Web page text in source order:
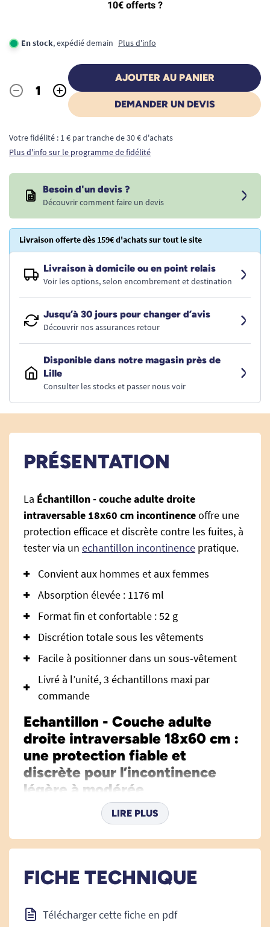
En stock, expédié demain Plus d'info
Quantité
- +
AJOUTER AU PANIER
DEMANDER UN DEVIS
Votre fidélité : 1 € par tranche de 30 € d'achats
Plus d'info sur le programme de fidélité
Besoin d'un devis ?
Découvrir comment faire un devis
Livraison offerte dès 159€ d'achats sur tout le site
Livraison à domicile ou en point relais
Voir les options, selon encombrement et destination
Jusqu’à 30 jours pour changer d’avis
Découvrir nos assurances retour
Disponible dans notre magasin près de
Lille
Consulter les stocks et passer nous voir
PRÉSENTATION
La Échantillon - couche adulte droite
intraversable 18x60 cm incontinenceoffre une
protection efficace et discrète contre les fuites, à
tester via un echantillon incontinence pratique.
Convient aux hommes et aux femmes
Absorption élevée : 1176 ml
Format fin et confortable : 52 g
Discrétion totale sous les vêtements
Facile à positionner dans un sous-vêtement
Livré à l’unité, 3 échantillons maxi par
commande
Echantillon - Couche adulte
droite intraversable 18x60 cm :
une protection fiable et
discrète pour l’incontinence
légère à modérée
Quand on cherche
des solutions pour
efficaces et discrètes pour
l’incontinence légère, le choix de la protection
et confiance au quotidien. Cet échantillon de
été entièrement pensé pour répondre à ce
LIRE PLUS
FICHE TECHNIQUE
Télécharger cette fiche en pdf